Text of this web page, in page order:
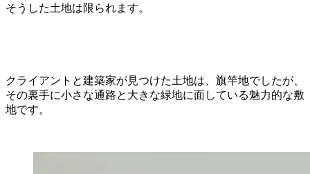
そうした土地は限られます。
クライアントと建築家が見つけた土地は、旗竿地でしたが、
その裏手に小さな通路と大きな緑地に面している魅力的な敷
地です。